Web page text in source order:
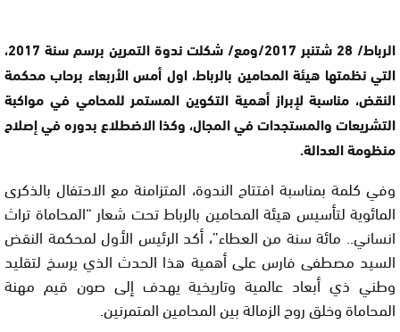
الرباط/ 28 شتنبر 2017/ومع/ شكلت ندوة التمرين برسم سنة 2017،
التي نظمتها هيئة المحامين بالرباط، اول أمس الأربعاء برحاب محكمة
النقض، مناسبة لإبراز أهمية التكوين المستمر للمحامي في مواكبة
التشريعات والمستجدات في المجال، وكذا الاضطلاع بدوره في إصلاح
منظومة العدالة.
وفي كلمة بمناسبة افتتاح الندوة، المتزامنة مع الاحتفال بالذكرى
المائوية لتأسيس هيئة المحامين بالرباط تحت شعار “المحاماة تراث
انساني.. مائة سنة من العطاء”، أكد الرئيس الأول لمحكمة النقض
السيد مصطفى فارس على أهمية هذا الحدث الذي يرسخ لتقليد
وطني ذي أبعاد عالمية وتاريخية يهدف إلى صون قيم مهنة
المحاماة وخلق روح الزمالة بين المحامين المتمرنين.